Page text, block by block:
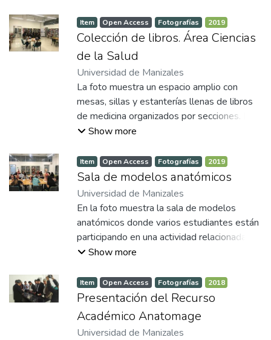
destinado para el encuentro de diferentes
grupos en actividades académicas o de
lectura.
Item Open Access Fotografías 2019
Colección de libros. Área Ciencias
de la Salud
Universidad de Manizales
La foto muestra un espacio amplio con
mesas, sillas y estanterías llenas de libros
de medicina organizados por secciones. Es
un espacio iluminado y diseñado para el
algunos estudiantes leyendo y trabajando
en sus portátiles. En una esquina se
observa un letrero que dice
"AccessMedicine", lo que sugiere acceso a
recursos digitales o una sección
especializada. En el otro extremo se puede
observar una puerta que conecta esta sala
anatómicos.
Show more
Item Open Access Fotografías 2019
Sala de modelos anatómicos
Universidad de Manizales
En la foto muestra la sala de modelos
anatómicos donde varios estudiantes están
participando en una actividad relacionada
con la anatomía humana, ya que se observan
Al fondo, hay vitrinas que contienen más
modelos y partes del cuerpo humano. Se
sugiere que es una actividad especialmente
práctica-visual.
Show more
Item Open Access Fotografías 2018
Presentación del Recurso
Académico Anatomage
Universidad de Manizales